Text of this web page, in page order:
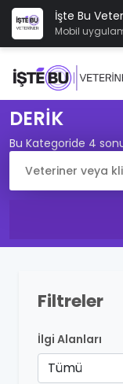
İşte Bu
Mobil
DERİK
Bu Kategoride 4
Filtreler
İlgi Alanları
Tümü